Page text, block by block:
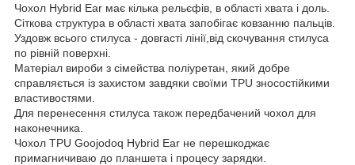
Чохол Hybrid Ear має кілька рельєфів, в області хвата і доль.
Сіткова структура в області хвата запобігає ковзанню пальців.
Уздовж всього стилуса - довгасті лінії,від скочування стилуса
по рівній поверхні.
Матеріал вироби з сімейства поліуретан, який добре
справляється із захистом завдяки своїми TPU зносостійкими
властивостями.
Для перенесення стилуса також передбачений чохол для
наконечника.
Чохол TPU Goojodoq Hybrid Ear не перешкоджає
примагничиваю до планшета і процесу зарядки.